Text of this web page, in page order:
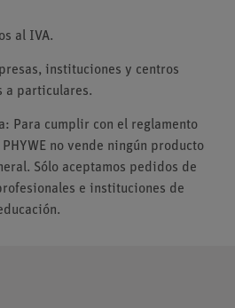
al IVA.
instituciones y centros
a particulares.
Para cumplir con el reglamento
no vende ningún producto
Sólo aceptamos pedidos de
e instituciones de